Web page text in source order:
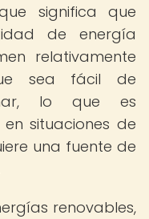
significa que
de energía
relativamente
sea fácil de
lo que es
situaciones de
una fuente de
renovables,